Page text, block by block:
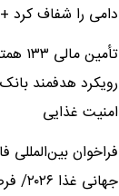
دامی را شفاف کرد
رویکرد هدفمند
امنیت غذایی
فراخوان بین‌المللی